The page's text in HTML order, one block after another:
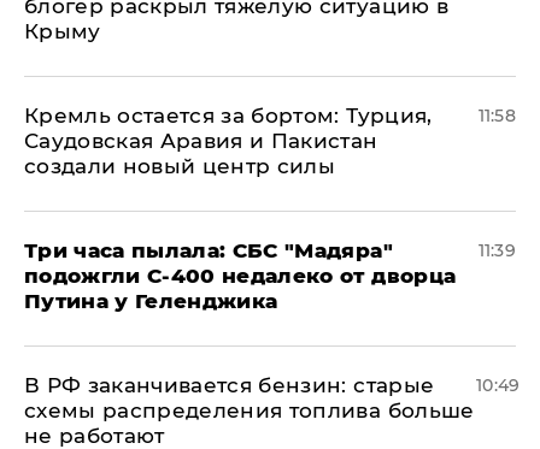
блогер раскрыл тяжелую ситуацию в
Крыму
​Кремль остается за бортом: Турция,
Саудовская Аравия и Пакистан
создали новый центр силы
11:58
Три часа пылала: СБС "Мадяра"
подожгли С-400 недалеко от дворца
Путина у Геленджика
11:39
​В РФ заканчивается бензин: старые
схемы распределения топлива больше
не работают
10:49